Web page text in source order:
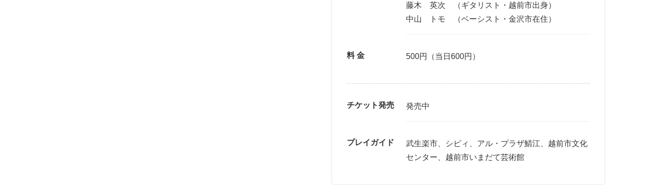
藤木 英次 （ギタリスト・越前市出身）
中山 トモ （ベーシスト・金沢市在住）
料 金 500円（当日600円）
チケット発売 発売中
プレイガイド
武生楽市、シピィ、アル・プラザ鯖江、越前市文化
センター、越前市いまだて芸術館